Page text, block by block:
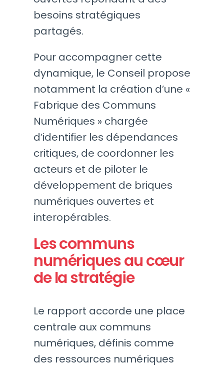
besoins stratégiques
partagés.
Pour accompagner cette
dynamique, le Conseil propose
notamment la création d’une «
Fabrique des Communs
Numériques » chargée
d’identifier les dépendances
critiques, de coordonner les
acteurs et de piloter le
développement de briques
numériques ouvertes et
interopérables.
Les communs
numériques au cœur
de la stratégie
Le rapport accorde une place
centrale aux communs
numériques, définis comme
des ressources numériques